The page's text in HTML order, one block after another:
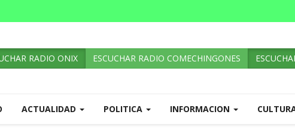
RADIO ONIX ESCUCHAR RADIO COMECHINGONES
ACTUALIDAD POLITICA INFORMACION